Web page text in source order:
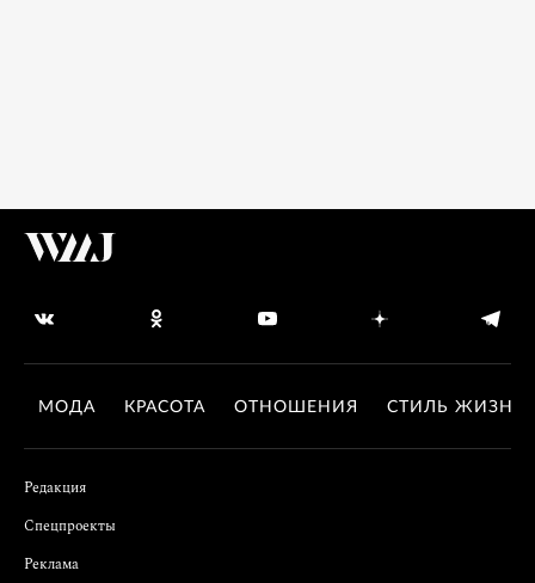
МОДА КРАСОТА ОТНОШЕНИЯ СТИЛЬ ЖИЗНИ
Редакция
Спецпроекты
Реклама